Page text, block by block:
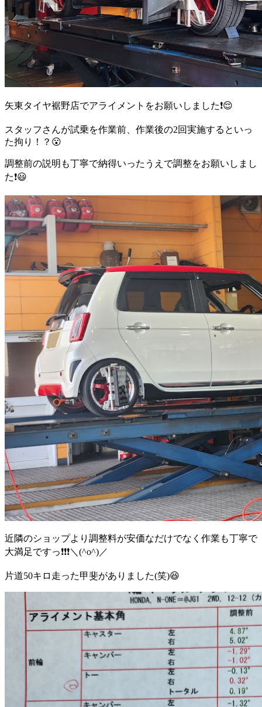
矢東タイヤ裾野店でアライメントをお願いしました❗😌
スタッフさんが試乗を作業前、作業後の2回実施するといっ
た拘り！？😮
調整前の説明も丁寧で納得いったうえで調整をお願いしまし
た❗😃
近隣のショップより調整料が安価なだけでなく作業も丁寧で
大満足ですっ❗❗❗＼(^o^)／
片道50キロ走った甲斐がありました(笑)😆